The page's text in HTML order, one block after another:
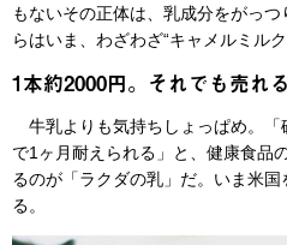
もないその正体は、乳成分をがっ
らはいま、わざわざ“キャメルミル
1本約2000円。それでも売れ
牛乳よりも気持ちしょっぱめ。「
で1ヶ月耐えられる」と、健康食品
るのが「ラクダの乳」だ。いま米
る。